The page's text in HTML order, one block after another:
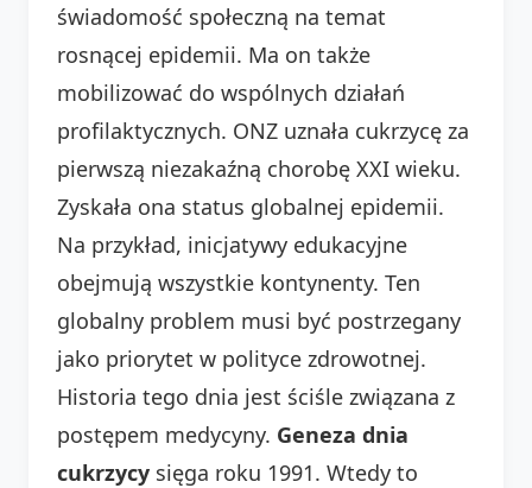
świadomość społeczną na temat
rosnącej epidemii. Ma on także
mobilizować do wspólnych działań
profilaktycznych. ONZ uznała cukrzycę za
pierwszą niezakaźną chorobę XXI wieku.
Zyskała ona status globalnej epidemii.
Na przykład, inicjatywy edukacyjne
obejmują wszystkie kontynenty. Ten
globalny problem musi być postrzegany
jako priorytet w polityce zdrowotnej.
Historia tego dnia jest ściśle związana z
postępem medycyny. Geneza dnia
cukrzycy sięga roku 1991. Wtedy to